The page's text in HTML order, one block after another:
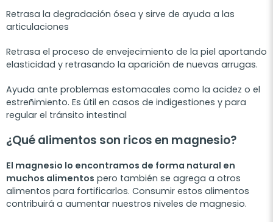
Retrasa la degradación ósea y sirve de ayuda a las
articulaciones
Retrasa el proceso de envejecimiento de la piel aportando
elasticidad y retrasando la aparición de nuevas arrugas.
Ayuda ante problemas estomacales como la acidez o el
estreñimiento. Es útil en casos de indigestiones y para
regular el tránsito intestinal
¿Qué alimentos son ricos en magnesio?
El magnesio lo encontramos de forma natural en
muchos alimentos pero también se agrega a otros
alimentos para fortificarlos. Consumir estos alimentos
contribuirá a aumentar nuestros niveles de magnesio.